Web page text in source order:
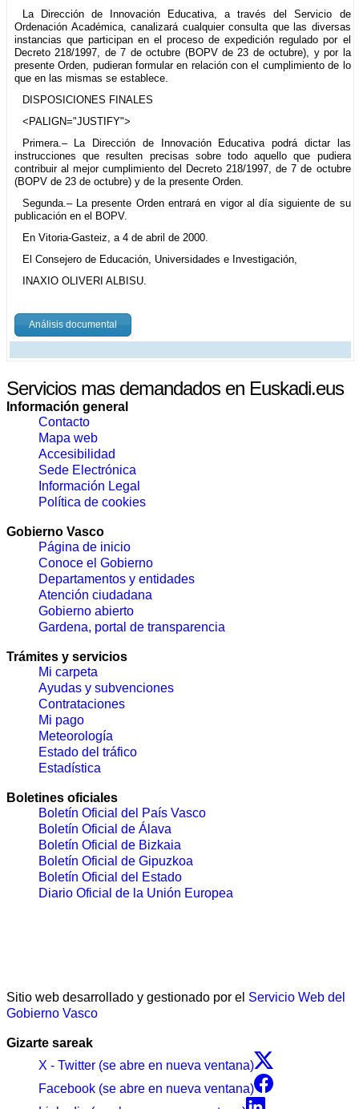
La Dirección de Innovación Educativa, a través del Servicio de
Ordenación Académica, canalizará cualquier consulta que las diversas
instancias que participan en el proceso de expedición regulado por el
Decreto 218/1997, de 7 de octubre (BOPV de 23 de octubre), y por la
presente Orden, pudieran formular en relación con el cumplimiento de lo
que en las mismas se establece.
DISPOSICIONES FINALES
<PALIGN="JUSTIFY">
Primera.– La Dirección de Innovación Educativa podrá dictar las
instrucciones que resulten precisas sobre todo aquello que pudiera
contribuir al mejor cumplimiento del Decreto 218/1997, de 7 de octubre
(BOPV de 23 de octubre) y de la presente Orden.
Segunda.– La presente Orden entrará en vigor al día siguiente de su
publicación en el BOPV.
En Vitoria-Gasteiz, a 4 de abril de 2000.
El Consejero de Educación, Universidades e Investigación,
INAXIO OLIVERI ALBISU.
Análisis documental
Servicios mas demandados en Euskadi.eus
Información general
Contacto
Mapa web
Accesibilidad
Sede Electrónica
Información Legal
Política de cookies
Gobierno Vasco
Página de inicio
Conoce el Gobierno
Departamentos y entidades
Atención ciudadana
Gobierno abierto
Gardena, portal de transparencia
Trámites y servicios
Mi carpeta
Ayudas y subvenciones
Contrataciones
Mi pago
Meteorología
Estado del tráfico
Estadística
Boletines oficiales
Boletín Oficial del País Vasco
Boletín Oficial de Álava
Boletín Oficial de Bizkaia
Boletín Oficial de Gipuzkoa
Boletín Oficial del Estado
Diario Oficial de la Unión Europea
Sitio web desarrollado y gestionado por el Servicio Web del
Gobierno Vasco
Gizarte sareak
X - Twitter (se abre en nueva ventana)
Facebook (se abre en nueva ventana)